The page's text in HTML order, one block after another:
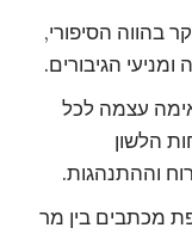
בהווה הסיפורי,
הגיבורים.
עצמה לכל
הלשון
וההתנהגות.
מכתבים בין מר